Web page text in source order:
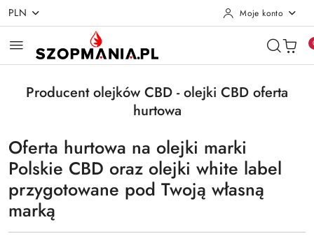
Przejdź do treści głównej
Przejdź do wyszukiwarki
Przejdź do moje konto
Przejdź do menu głównego
Przejdź do stopki
PLN Moje konto
Producent olejków CBD - olejki CBD oferta
hurtowa
Oferta hurtowa na olejki marki
Polskie CBD oraz olejki white label
przygotowane pod Twoją własną
marką